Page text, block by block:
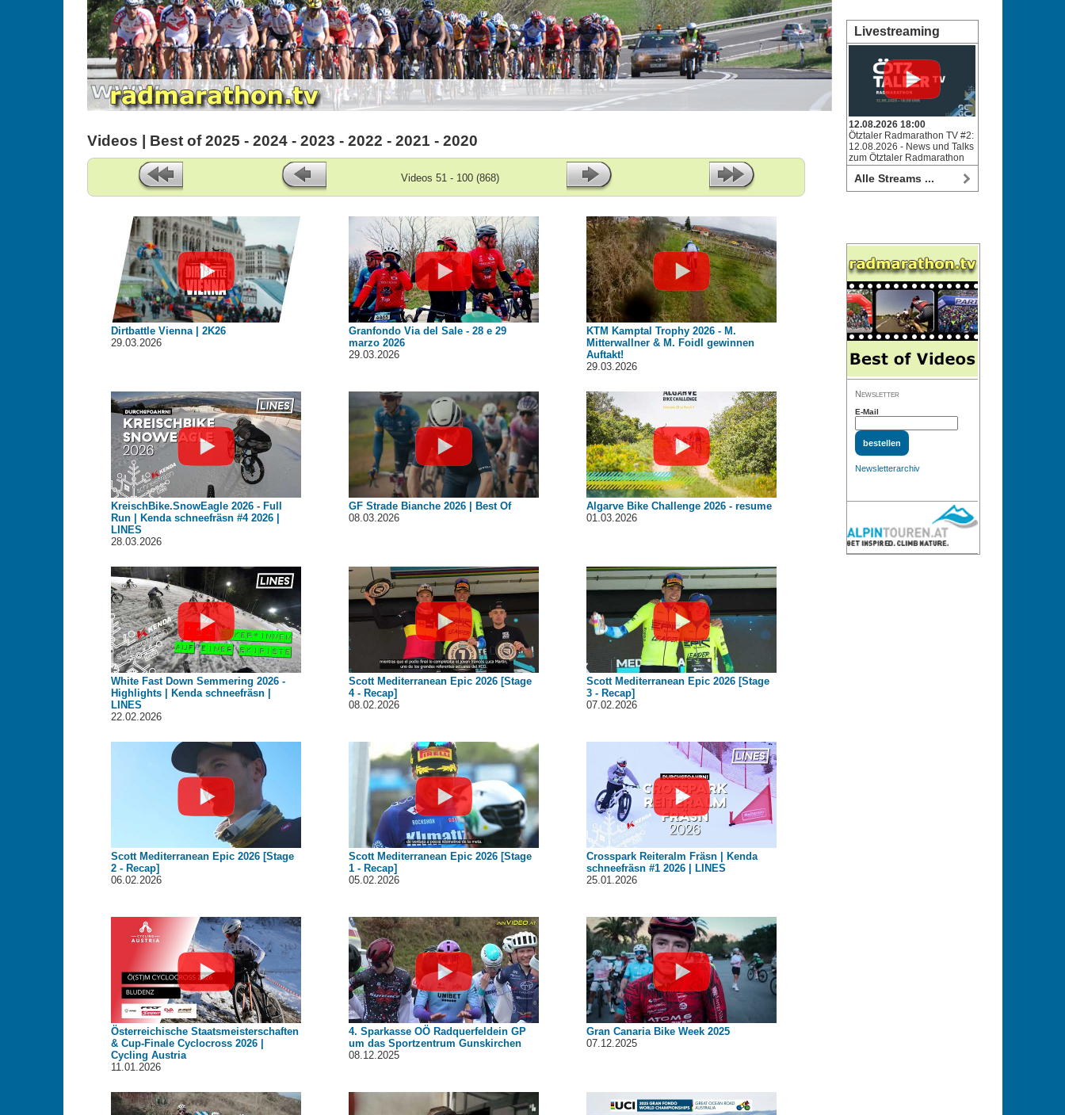
Videos | Best of 2025 - 2024 - 2023 - 2022 - 2021 - 2020
Videos 51 - 100 (868)
Dirtbattle Vienna | 2K26
29.03.2026
Granfondo Via del Sale - 28 e 29
marzo 2026
29.03.2026
KTM Kamptal Trophy 2026 - M.
Mitterwallner & M. Foidl gewinnen
Auftakt!
29.03.2026
KreischBike.SnowEagle 2026 - Full
Run | Kenda schneefräsn #4 2026 |
LINES
28.03.2026
GF Strade Bianche 2026 | Best Of
08.03.2026
Algarve Bike Challenge 2026 - resume
01.03.2026
White Fast Down Semmering 2026 -
Highlights | Kenda schneefräsn |
LINES
22.02.2026
Scott Mediterranean Epic 2026 [Stage
4 - Recap]
08.02.2026
Scott Mediterranean Epic 2026 [Stage
3 - Recap]
07.02.2026
Scott Mediterranean Epic 2026 [Stage
2 - Recap]
06.02.2026
Scott Mediterranean Epic 2026 [Stage
1 - Recap]
05.02.2026
Crosspark Reiteralm Fräsn | Kenda
schneefräsn #1 2026 | LINES
25.01.2026
Österreichische Staatsmeisterschaften
& Cup-Finale Cyclocross 2026 |
Cycling Austria
11.01.2026
4. Sparkasse OÖ Radquerfeldein GP
um das Sportzentrum Gunskirchen
08.12.2025
Gran Canaria Bike Week 2025
07.12.2025
Livestreaming
12.08.2026 18:00
Ötztaler Radmarathon TV #2:
12.08.2026 - News und Talks
zum Ötztaler Radmarathon
Alle Streams ...
Newsletter
E-Mail
Newsletterarchiv